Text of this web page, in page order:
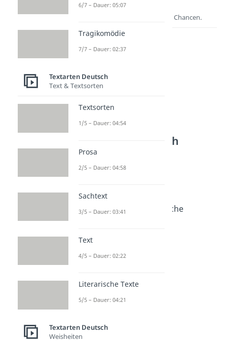
Lernen lohnt sich!
Entdecke hier deine Chancen.
Weitere Inhalte:
Textarten Deutsch
Flirt Sprüche
Rizz Sprüche
Dauer: 03:13
Schlechte Anmachsprüche
6/7 – Dauer: 05:07
Tragikomödie
7/7 – Dauer: 02:37
Textarten Deutsch
Text & Textsorten
Textsorten
1/5 – Dauer: 04:54
Prosa
2/5 – Dauer: 04:58
Sachtext
3/5 – Dauer: 03:41
Text
4/5 – Dauer: 02:22
Literarische Texte
5/5 – Dauer: 04:21
Textarten Deutsch
Weisheiten